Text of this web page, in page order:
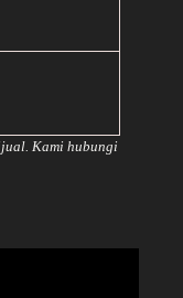
Kami hubungi